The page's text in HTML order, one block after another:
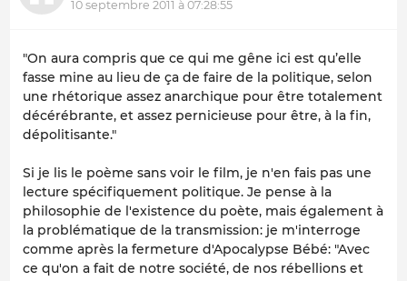
10 septembre 2011 à 07:28:55
"On aura compris que ce qui me gêne ici est qu’elle
fasse mine au lieu de ça de faire de la politique, selon
une rhétorique assez anarchique pour être totalement
décérébrante, et assez pernicieuse pour être, à la fin,
dépolitisante."
Si je lis le poème sans voir le film, je n'en fais pas une
lecture spécifiquement politique. Je pense à la
philosophie de l'existence du poète, mais également à
la problématique de la transmission: je m'interroge
comme après la fermeture d'Apocalypse Bébé: "Avec
ce qu'on a fait de notre société, de nos rébellions et